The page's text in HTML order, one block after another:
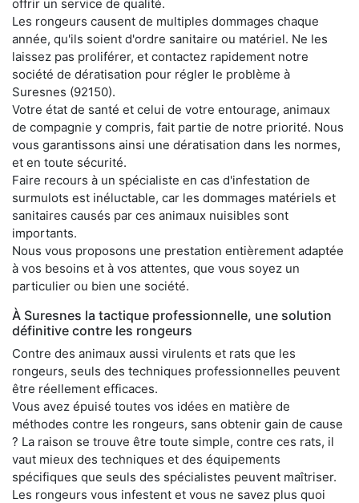
offrir un service de qualité.
Les rongeurs causent de multiples dommages chaque
année, qu'ils soient d'ordre sanitaire ou matériel. Ne les
laissez pas proliférer, et contactez rapidement notre
société de dératisation pour régler le problème à
Suresnes (92150).
Votre état de santé et celui de votre entourage, animaux
de compagnie y compris, fait partie de notre priorité. Nous
vous garantissons ainsi une dératisation dans les normes,
et en toute sécurité.
Faire recours à un spécialiste en cas d'infestation de
surmulots est inéluctable, car les dommages matériels et
sanitaires causés par ces animaux nuisibles sont
importants.
Nous vous proposons une prestation entièrement adaptée
à vos besoins et à vos attentes, que vous soyez un
particulier ou bien une société.
À Suresnes la tactique professionnelle, une solution
définitive contre les rongeurs
Contre des animaux aussi virulents et rats que les
rongeurs, seuls des techniques professionnelles peuvent
être réellement efficaces.
Vous avez épuisé toutes vos idées en matière de
méthodes contre les rongeurs, sans obtenir gain de cause
? La raison se trouve être toute simple, contre ces rats, il
vaut mieux des techniques et des équipements
spécifiques que seuls des spécialistes peuvent maîtriser.
Les rongeurs vous infestent et vous ne savez plus quoi